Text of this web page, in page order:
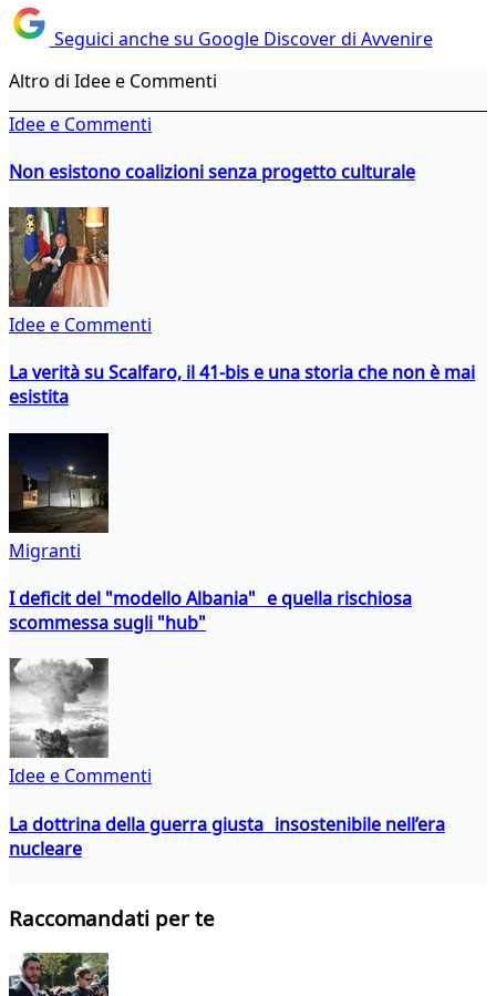
Seguici anche su Google Discover di Avvenire
Altro di Idee e Commenti
Idee e Commenti
Non esistono coalizioni senza progetto culturale
Idee e Commenti
La verità su Scalfaro, il 41-bis e una storia che non è mai
esistita
Migranti
I deficit del "modello Albania" e quella rischiosa
scommessa sugli "hub"
Idee e Commenti
La dottrina della guerra giusta insostenibile nell’era
nucleare
Raccomandati per te